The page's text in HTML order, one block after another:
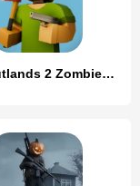
The Outlands 2 Zombie Survival